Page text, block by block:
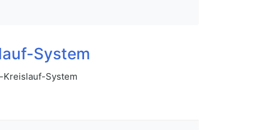
System
Kreislauf-System